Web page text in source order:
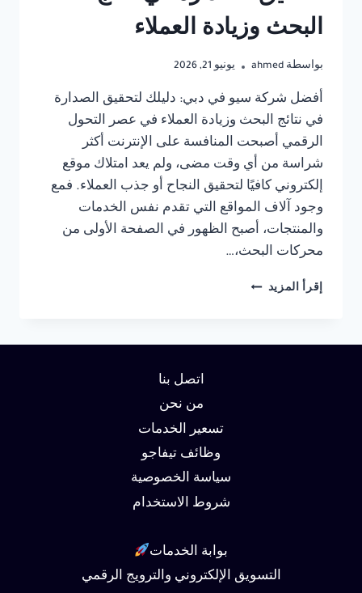
البحث وزيادة العملاء
بواسطة ahmed يونيو 21, 2026
أفضل شركة سيو في دبي: دليلك لتحقيق الصدارة
في نتائج البحث وزيادة العملاء في عصر التحول
الرقمي أصبحت المنافسة على الإنترنت أكثر
شراسة من أي وقت مضى، ولم يعد امتلاك موقع
إلكتروني كافيًا لتحقيق النجاح أو جذب العملاء. فمع
وجود آلاف المواقع التي تقدم نفس الخدمات
والمنتجات، أصبح الظهور في الصفحة الأولى من
محركات البحث،…
إقرأ المزيد شركة
اتصل بنا
من نحن
تسعير الخدمات
وظائف تيفاجو
سياسة الخصوصية
شروط الاستخدام
بوابة الخدمات
التسويق الإلكتروني والترويج الرقمي